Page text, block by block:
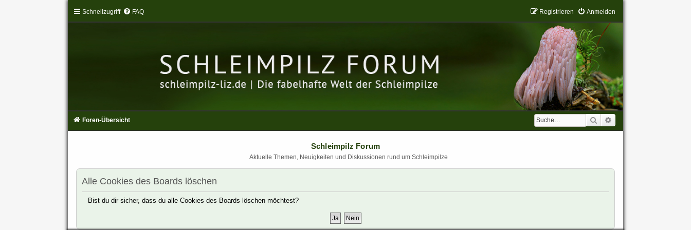
Schnellzugriff FAQ Anmelden
Registrieren
Suche
Foren-Übersicht
Schleimpilz Forum
Aktuelle Themen, Neuigkeiten und Diskussionen rund um Schleimpilze
Alle Cookies des Boards löschen
Bist du dir sicher, dass du alle Cookies des Boards löschen möchtest?